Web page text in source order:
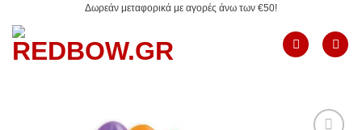
στο
περιεχόμενο
Δωρεάν μεταφορικά με αγορές άνω των €50!